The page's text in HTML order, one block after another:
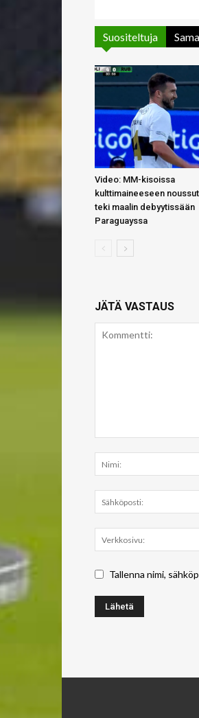
Suositeltuja
Video: MM-kisoissa
kulttimaineeseen
teki maalin debyytissään
Paraguayssa
JÄTÄ VASTAUS
Tallenna nimi,